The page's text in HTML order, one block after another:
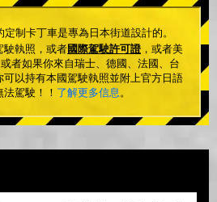
定制卡丁車是專為日本街道設計的。
駛執照，或者國際駕駛許可證 ，或者美
者如果你來自瑞士、德國、法國、台
以持有本國駕駛執照並附上官方日語
駕駛！！ 了解更多信息。